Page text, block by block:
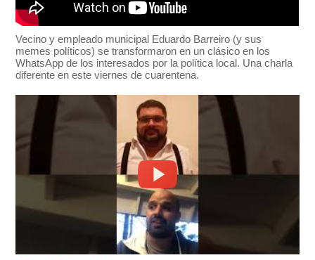
Vecino y empleado municipal Eduardo Barreiro (y sus
memes políticos) se transformaron en un clásico en los
WhatsApp de los interesados por la política local. Una charla
diferente en este viernes de cuarentena.